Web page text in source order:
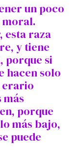
un poco
moral.
esta raza
y tiene
porque si
hacen solo
erario
porque
más bajo,
puede